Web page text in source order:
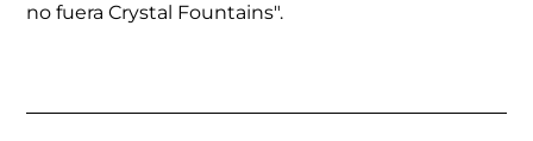
no fuera Crystal Fountains".